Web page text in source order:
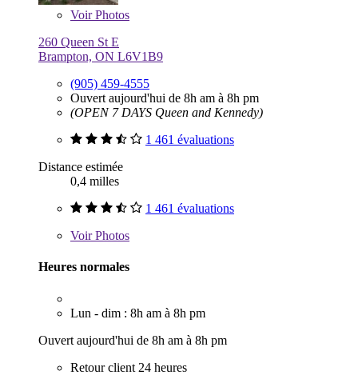
VoirPhotos
260 Queen St E
Brampton, ON L6V1B9
(905) 459-4555
Ouvert aujourd'hui de 8h am à 8h pm
(OPEN 7 DAYS Queen and Kennedy)
1 461 évaluations
Distance estimée
0,4 milles
1 461 évaluations
VoirPhotos
Heures normales
Lun - dim : 8h am à 8h pm
Ouvert aujourd'hui de 8h am à 8h pm
Retour client 24 heures